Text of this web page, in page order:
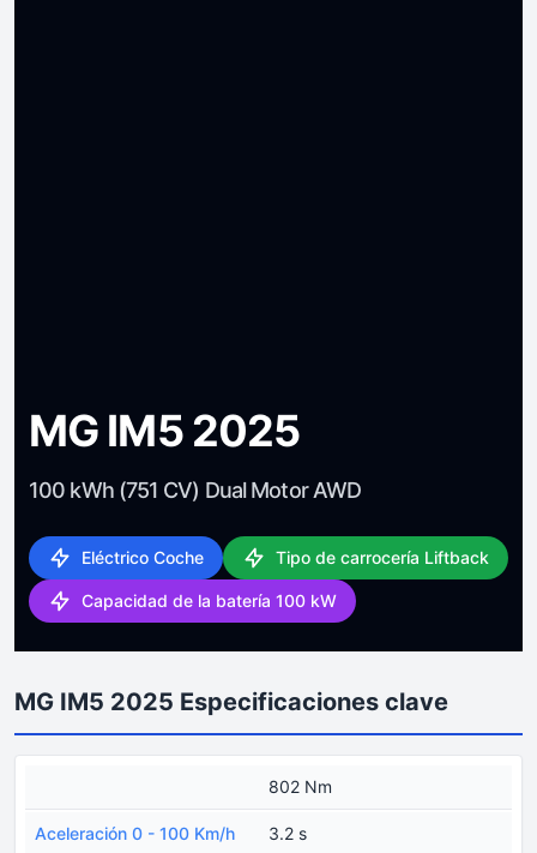
MG IM5 2025
100 kWh (751 CV) Dual Motor AWD
Eléctrico Coche Tipo de carrocería Liftback
Capacidad de la batería 100 kW
MG IM5 2025 Especificaciones clave
802 Nm
Aceleración 0 - 100 Km/h 3.2 s